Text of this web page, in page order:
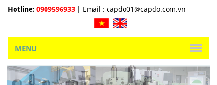
Hotline: 0909596933 | Email : capdo01@capdo.com.vn
MENU